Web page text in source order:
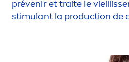
prévenir et traite le vieillisse
stimulant la production de